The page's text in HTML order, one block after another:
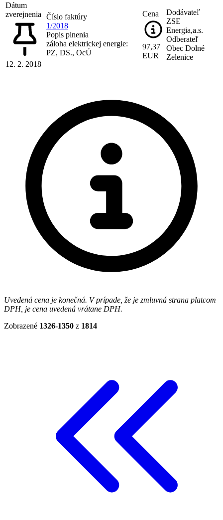
Dátum
zverejnenia
12. 2. 2018
Číslo faktúry
1/2018
Popis plnenia
záloha elektrickej energie:
PZ, DS., OcÚ
Cena
97,37
EUR
Dodávateľ
ZSE
Energia,a.s.
Odberateľ
Obec Dolné
Zelenice
Uvedená cena je konečná. V prípade, že je zmluvná strana platcom
DPH, je cena uvedená vrátane DPH.
Zobrazené 1326-1350 z 1814